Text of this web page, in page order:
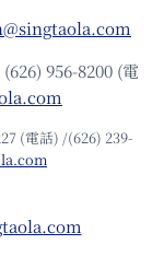
(626) 956-8200 (電
(電話) /(626) 239-